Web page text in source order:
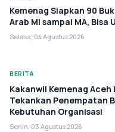
Kemenag Siapkan 90
Arab MI sampai MA, Bisa
Selasa, 04 Agustus 2026
BERITA
Kakanwil Kemenag Aceh
Tekankan Penempatan
Kebutuhan Organisasi
Senin, 03 Agustus 2026